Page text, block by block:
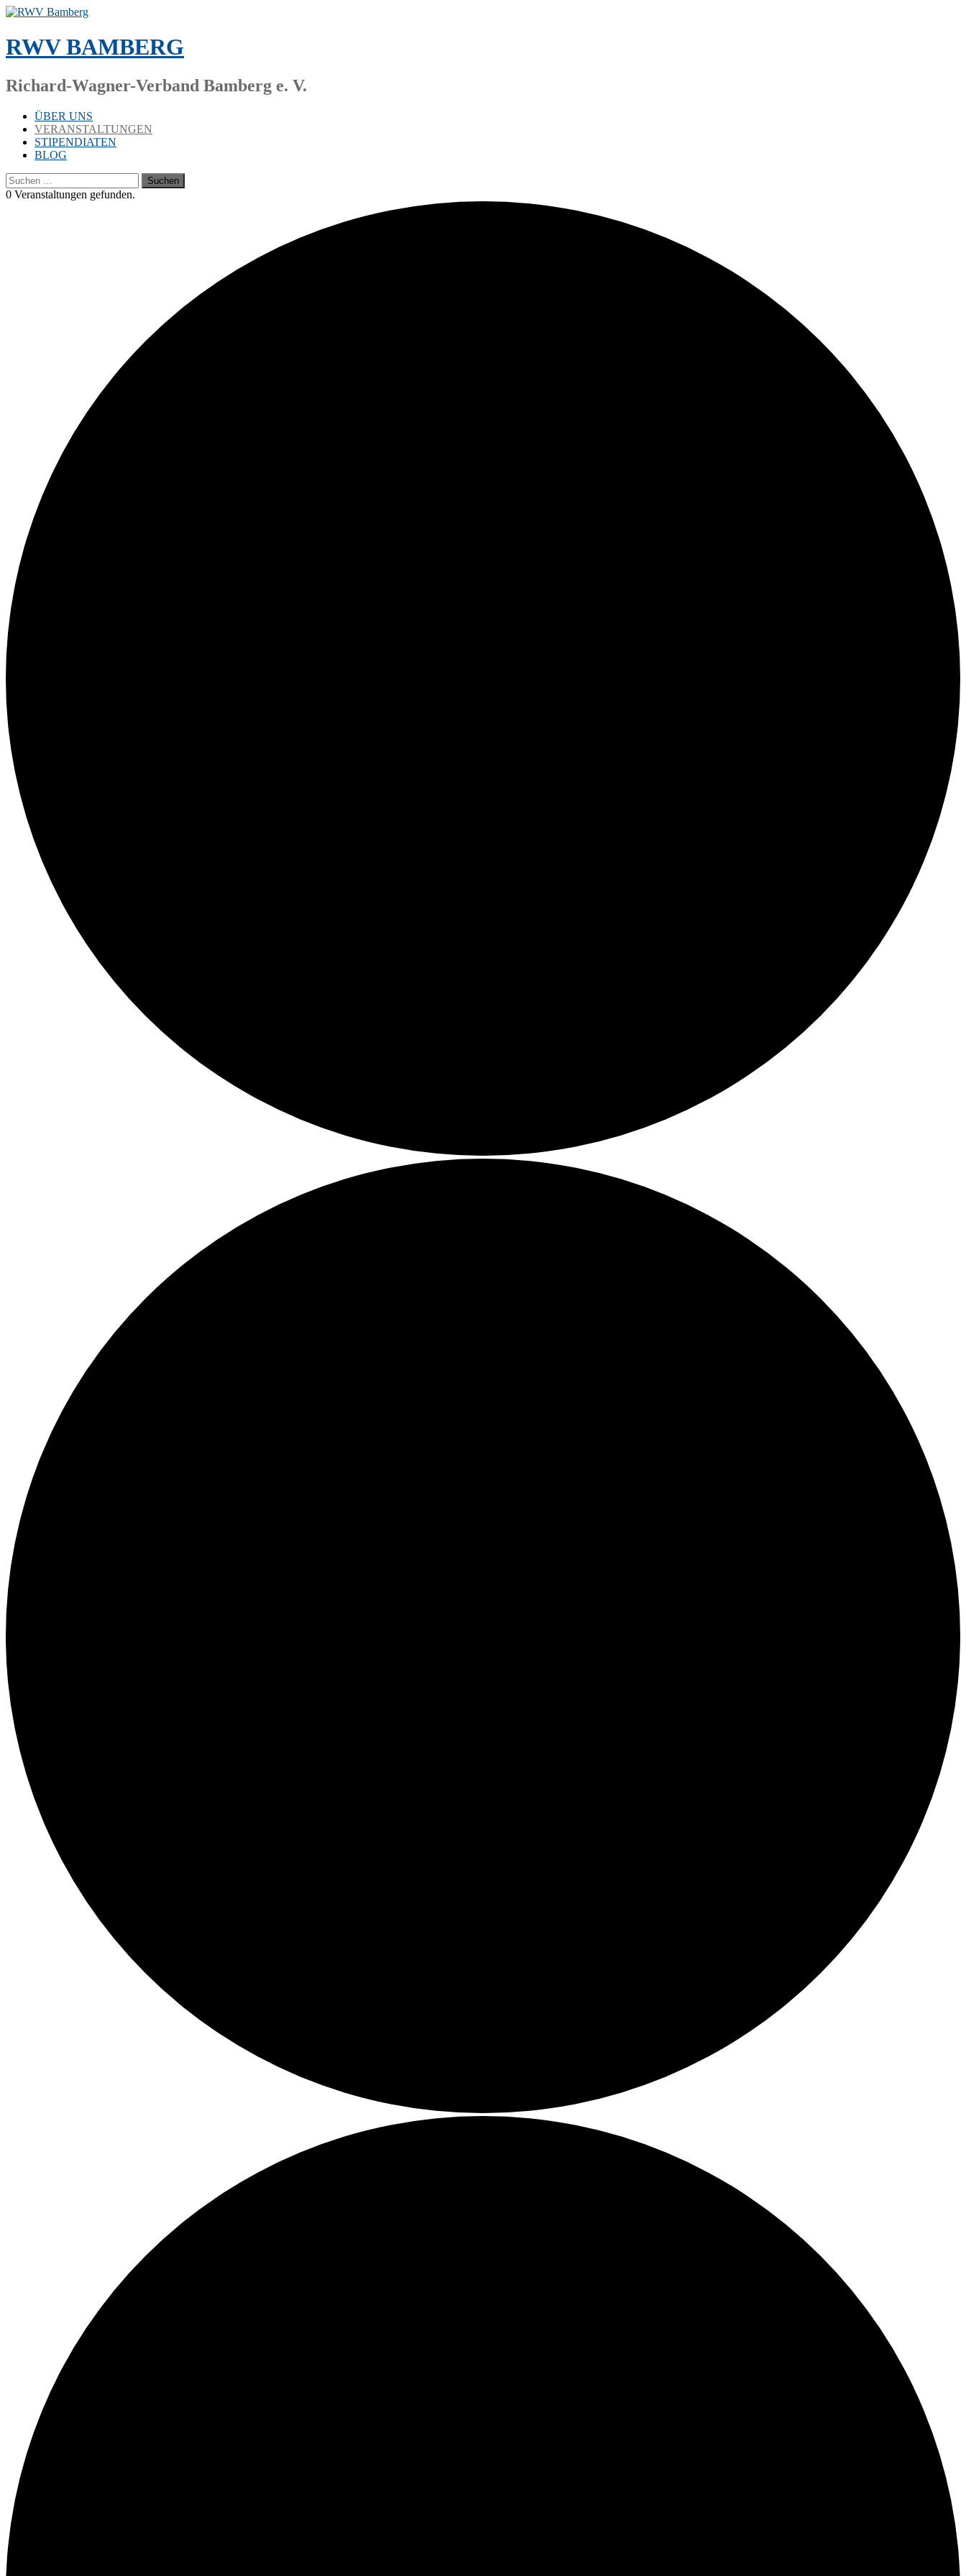
Zum
springen
RWV BAMBERG
Richard-Wagner-Verband Bamberg e. V.
ÜBER UNS
VERANSTALTUNGEN
STIPENDIATEN
BLOG
Suchen
nach:
0 Ver­an­stal­tun­gen gefunden.